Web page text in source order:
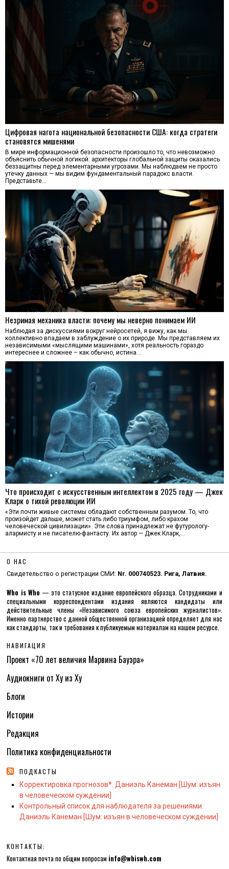
Цифровая нагота национальной безопасности США: когда стратеги
становятся мишенями
В мире информационной безопасности произошло то, что невозможно
объяснить обычной логикой: архитекторы глобальной защиты оказались
беззащитны перед элементарными угрозами. Мы наблюдаем не просто
утечку данных — мы видим фундаментальный парадокс власти.
Представьте…
Незримая механика власти: почему мы неверно понимаем ИИ
Наблюдая за дискуссиями вокруг нейросетей, я вижу, как мы
коллективно впадаем в заблуждение о их природе. Мы представляем их
независимыми «мыслящими машинами», хотя реальность гораздо
интереснее и сложнее – как обычно, истина…
Что происходит с искусственным интеллектом в 2025 году — Джек
Кларк о тихой революции ИИ
«Эти почти живые системы обладают собственным разумом. То, что
произойдет дальше, может стать либо триумфом, либо крахом
человеческой цивилизации». Эти слова принадлежат не футурологу-
алармисту и не писателю-фантасту. Их автор — Джек Кларк,…
О НАС
Свидетельство о регистрации СМИ: Nr. 000740523. Рига, Латвия.
Who is Who — это статусное издание европейского образца. Сотрудниками и
специальными корреспондентами издания являются кандидаты или
действительные члены «Независимого союза европейских журналистов».
Именно партнерство с данной общественной организацией определяет для нас
как стандарты, так и требования к публикуемым материалам на нашем ресурсе.
НАВИГАЦИЯ
Проект «70 лет величия Марвина Бауэра»
Аудиокниги от Ху из Ху
Блоги
Истории
Редакция
Политика конфиденциальности
ПОДКАСТЫ
Корректировка прогнозов*. Даниэль Канеман [Шум: изъян
в человеческом суждении]
Контрольный список для наблюдателя за решениями.
Даниэль Канеман [Шум: изъян в человеческом суждении]
КОНТАКТЫ:
Контактная почта по общим вопросам info@whiswh.com